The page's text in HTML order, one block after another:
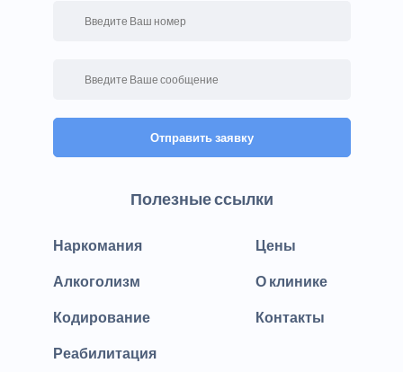
Отправить заявку
Полезные ссылки
Наркомания
Алкоголизм
Кодирование
Реабилитация
Цены
О клинике
Контакты